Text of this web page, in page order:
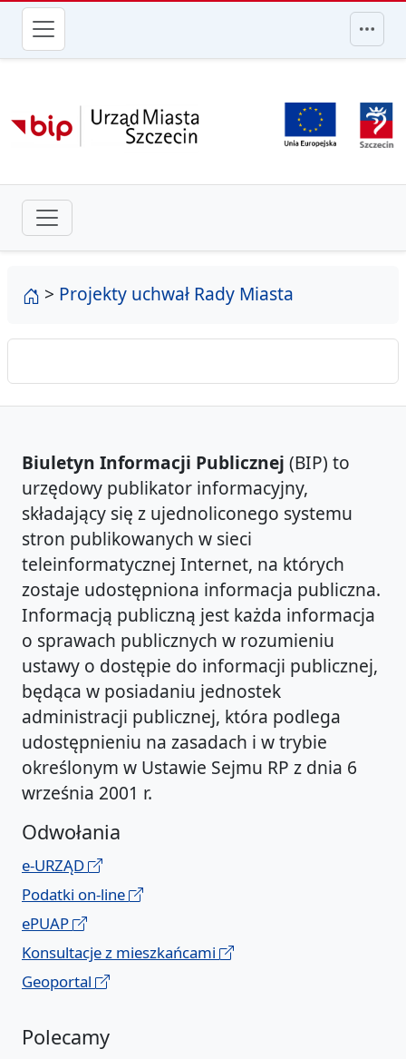
przejdź do głównego menu
strona główna
> Projekty uchwał Rady Miasta
Biuletyn Informacji Publicznej (BIP) to
urzędowy publikator informacyjny,
składający się z ujednoliconego systemu
stron publikowanych w sieci
teleinformatycznej Internet, na których
zostaje udostępniona informacja publiczna.
Informacją publiczną jest każda informacja
o sprawach publicznych w rozumieniu
ustawy o dostępie do informacji publicznej,
będąca w posiadaniu jednostek
administracji publicznej, która podlega
udostępnieniu na zasadach i w trybie
określonym w Ustawie Sejmu RP z dnia 6
września 2001 r.
Odwołania
e-URZĄD
Podatki on-line
ePUAP
Konsultacje z mieszkańcami
Geoportal
Polecamy